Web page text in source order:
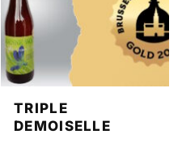
TRIPLE
DEMOISELLE